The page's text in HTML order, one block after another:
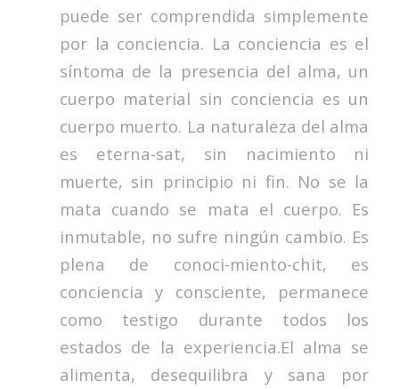
puede ser comprendida simplemente
por la conciencia. La conciencia es el
síntoma de la presencia del alma, un
cuerpo material sin conciencia es un
cuerpo muerto. La naturaleza del alma
es eterna-sat, sin nacimiento ni
muerte, sin principio ni fin. No se la
mata cuando se mata el cuerpo. Es
inmutable, no sufre ningún cambio. Es
plena de conoci-miento-chit, es
conciencia y consciente, permanece
como testigo durante todos los
estados de la experiencia.El alma se
alimenta, desequilibra y sana por